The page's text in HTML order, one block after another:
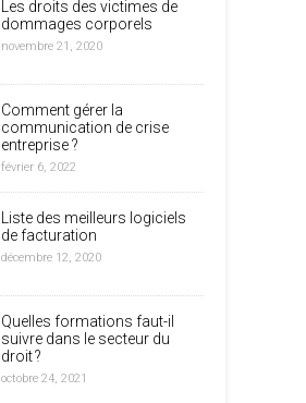
Les droits des victimes de
dommages corporels
novembre 21, 2020
Comment gérer la
communication de crise
entreprise ?
février 6, 2022
Liste des meilleurs logiciels
de facturation
décembre 12, 2020
Quelles formations faut-il
suivre dans le secteur du
droit ?
octobre 24, 2021